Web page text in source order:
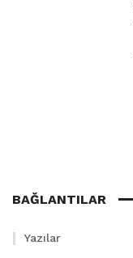
BAĞLANTILAR
Yazılar